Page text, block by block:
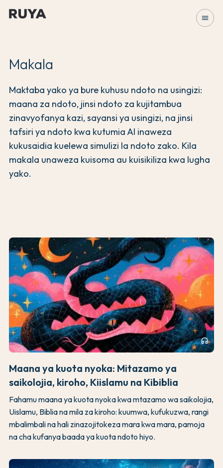
menu
Makala
Maktaba yako ya bure kuhusu ndoto na usingizi:
maana za ndoto, jinsi ndoto za kujitambua
zinavyofanya kazi, sayansi ya usingizi, na jinsi
tafsiri ya ndoto kwa kutumia AI inaweza
kukusaidia kuelewa simulizi la ndoto zako. Kila
makala unaweza kuisoma au kuisikiliza kwa lugha
yako.
headphones
Maana ya kuota nyoka: Mitazamo ya
saikolojia, kiroho, Kiislamu na Kibiblia
Fahamu maana ya kuota nyoka kwa mtazamo wa saikolojia,
Uislamu, Biblia na mila za kiroho: kuumwa, kufukuzwa, rangi
mbalimbali na hali zinazojitokeza mara kwa mara, pamoja
na cha kufanya baada ya kuota ndoto hiyo.